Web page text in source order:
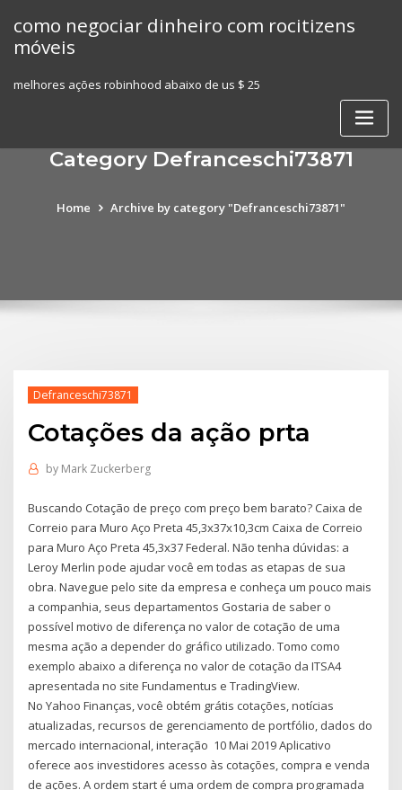
content
como negociar dinheiro com rocitizens
móveis
melhores ações robinhood abaixo de us $ 25
Category Defranceschi73871
Home Archive by category "Defranceschi73871"
Defranceschi73871
Cotações da ação prta
by Mark Zuckerberg
Buscando Cotação de preço com preço bem barato? Caixa de
Correio para Muro Aço Preta 45,3x37x10,3cm Caixa de Correio
para Muro Aço Preta 45,3x37 Federal. Não tenha dúvidas: a
Leroy Merlin pode ajudar você em todas as etapas de sua
obra. Navegue pelo site da empresa e conheça um pouco mais
a companhia, seus departamentos Gostaria de saber o
possível motivo de diferença no valor de cotação de uma
mesma ação a depender do gráfico utilizado. Tomo como
exemplo abaixo a diferença no valor de cotação da ITSA4
apresentada no site Fundamentus e TradingView.
No Yahoo Finanças, você obtém grátis cotações, notícias
atualizadas, recursos de gerenciamento de portfólio, dados do
mercado internacional, interação 10 Mai 2019 Aplicativo
oferece aos investidores acesso às cotações, compra e venda
de ações. A ordem start é uma ordem de compra programada